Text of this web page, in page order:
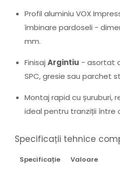
Profil aluminiu VOX
îmbinare pardoseli -
mm.
Finisaj Argintiu - asortat
SPC, gresie sau parchet
Montaj rapid cu șuruburi,
ideal pentru tranziții între
Specificații tehnice
Specificație Valoare